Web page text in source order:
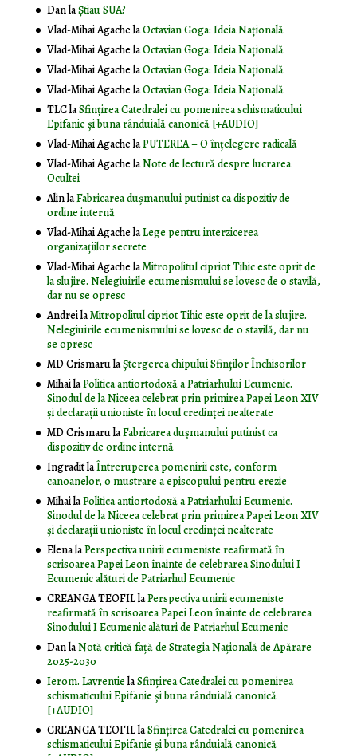
DanlaȘtiau SUA?
Vlad-Mihai AgachelaOctavian Goga: Ideia Naţională
Vlad-Mihai AgachelaOctavian Goga: Ideia Naţională
Vlad-Mihai AgachelaOctavian Goga: Ideia Naţională
Vlad-Mihai AgachelaOctavian Goga: Ideia Naţională
TLClaSfințirea Catedralei cu pomenirea schismaticului
Epifanie și buna rânduială canonică [+AUDIO]
Vlad-Mihai AgachelaPUTEREA – O înţelegere radicală
Vlad-Mihai AgachelaNote de lectură despre lucrarea
Ocultei
AlinlaFabricarea dușmanului putinist ca dispozitiv de
ordine internă
Vlad-Mihai AgachelaLege pentru interzicerea
organizaţiilor secrete
Vlad-Mihai AgachelaMitropolitul cipriot Tihic este oprit de
la slujire. Nelegiuirile ecumenismului se lovesc de o stavilă,
dar nu se opresc
AndreilaMitropolitul cipriot Tihic este oprit de la slujire.
Nelegiuirile ecumenismului se lovesc de o stavilă, dar nu
se opresc
MD CrismarulaŞtergerea chipului Sfinţilor Închisorilor
MihailaPolitica antiortodoxă a Patriarhului Ecumenic.
Sinodul de la Niceea celebrat prin primirea Papei Leon XIV
și declarații unioniste în locul credinței nealterate
MD CrismarulaFabricarea dușmanului putinist ca
dispozitiv de ordine internă
IngraditlaÎntreruperea pomenirii este, conform
canoanelor, o mustrare a episcopului pentru erezie
MihailaPolitica antiortodoxă a Patriarhului Ecumenic.
Sinodul de la Niceea celebrat prin primirea Papei Leon XIV
și declarații unioniste în locul credinței nealterate
ElenalaPerspectiva unirii ecumeniste reafirmată în
scrisoarea Papei Leon înainte de celebrarea Sinodului I
Ecumenic alături de Patriarhul Ecumenic
CREANGA TEOFILlaPerspectiva unirii ecumeniste
reafirmată în scrisoarea Papei Leon înainte de celebrarea
Sinodului I Ecumenic alături de Patriarhul Ecumenic
DanlaNotă critică faţă de Strategia Naţională de Apărare
2025-2030
Ierom. LavrentielaSfințirea Catedralei cu pomenirea
schismaticului Epifanie și buna rânduială canonică
[+AUDIO]
CREANGA TEOFILlaSfințirea Catedralei cu pomenirea
schismaticului Epifanie și buna rânduială canonică